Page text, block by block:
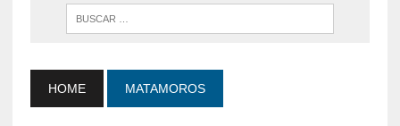
HOME MATAMOROS